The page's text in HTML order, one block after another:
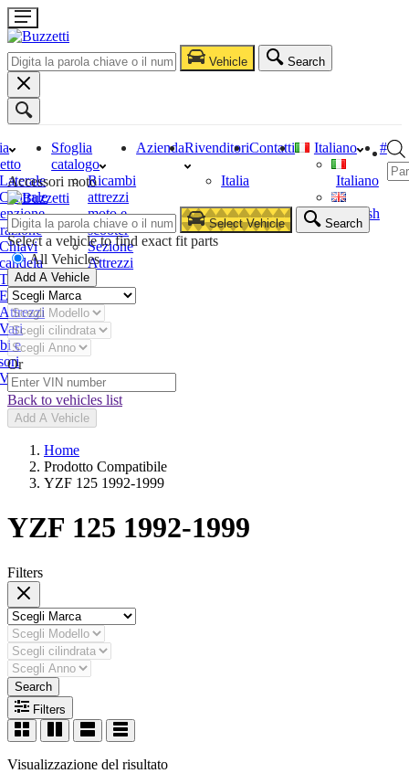
Vehicle Search
Laterale
Centrale
Chiavi
candela
Tester
Estrattori
Attrezzi
Vari
e
Vari
Sfoglia
catalogo
Ricambi
attrezzi
moto e
scooter
Sezione
Attrezzi
AziendaRivenditori
Italia
Contatti Italiano
Italiano
English
#
Accessori moto
Select Vehicle Search
Select a vehicle to find exact fit parts
All Vehicles
Add A Vehicle
Or
Back to vehicles list
Add A Vehicle
Home
Prodotto Compatibile
YZF 125 1992-1999
YZF 125 1992-1999
Filters
Search
Filters
Visualizzazione del risultato